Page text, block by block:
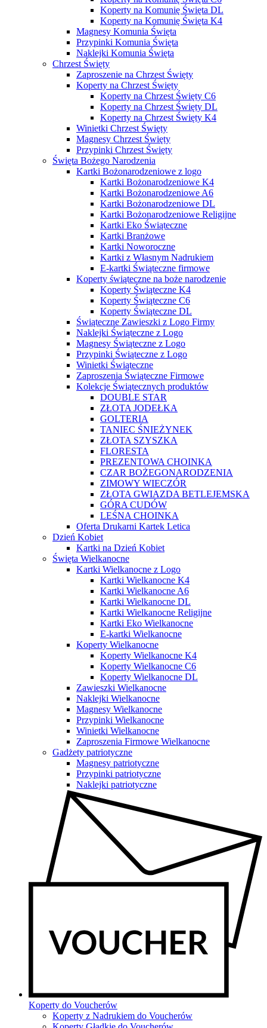
Koperty na Komunię Święta DL
Koperty na Komunię Święta K4
Magnesy Komunia Święta
Przypinki Komunia Święta
Naklejki Komunia Święta
Chrzest Święty
Zaproszenie na Chrzest Święty
Koperty na Chrzest Święty
Koperty na Chrzest Święty C6
Koperty na Chrzest Święty DL
Koperty na Chrzest Święty K4
Winietki Chrzest Święty
Magnesy Chrzest Święty
Przypinki Chrzest Święty
Święta Bożego Narodzenia
Kartki Bożonarodzeniowe z logo
Kartki Bożonarodzeniowe K4
Kartki Bożonarodzeniowe A6
Kartki Bożonarodzeniowe DL
Kartki Bożonarodzeniowe Religijne
Kartki Eko Świąteczne
Kartki Branżowe
Kartki Noworoczne
Kartki z Własnym Nadrukiem
E-kartki Świąteczne firmowe
Koperty świąteczne na boże narodzenie
Koperty Świąteczne K4
Koperty Świąteczne C6
Koperty Świąteczne DL
Świąteczne Zawieszki z Logo Firmy
Naklejki Świąteczne z Logo
Magnesy Świąteczne z Logo
Przypinki Świąteczne z Logo
Winietki Świąteczne
Zaproszenia Świąteczne Firmowe
Kolekcje Świątecznych produktów
DOUBLE STAR
ZŁOTA JODEŁKA
GOLTERIA
TANIEC ŚNIEŻYNEK
ZŁOTA SZYSZKA
FLORESTA
PREZENTOWA CHOINKA
CZAR BOŻEGONARODZENIA
ZIMOWY WIECZÓR
ZŁOTA GWIAZDA BETLEJEMSKA
GÓRA CUDÓW
LEŚNA CHOINKA
Oferta Drukarni Kartek Letica
Dzień Kobiet
Kartki na Dzień Kobiet
Święta Wielkanocne
Kartki Wielkanocne z Logo
Kartki Wielkanocne K4
Kartki Wielkanocne A6
Kartki Wielkanocne DL
Kartki Wielkanocne Religijne
Kartki Eko Wielkanocne
E-kartki Wielkanocne
Koperty Wielkanocne
Koperty Wielkanocne K4
Koperty Wielkanocne C6
Koperty Wielkanocne DL
Zawieszki Wielkanocne
Naklejki Wielkanocne
Magnesy Wielkanocne
Przypinki Wielkanocne
Winietki Wielkanocne
Zaproszenia Firmowe Wielkanocne
Gadżety patriotyczne
Magnesy patriotyczne
Przypinki patriotyczne
Naklejki patriotyczne
Koperty do Voucherów
Koperty z Nadrukiem do Voucherów